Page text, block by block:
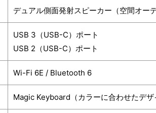
デュアル側面発射スピーカー（空間オー
USB 3（USB-C）ポート
USB 2（USB-C）ポート
Wi-Fi 6E / Bluetooth 6
Magic Keyboard（カラーに合わせたデザ